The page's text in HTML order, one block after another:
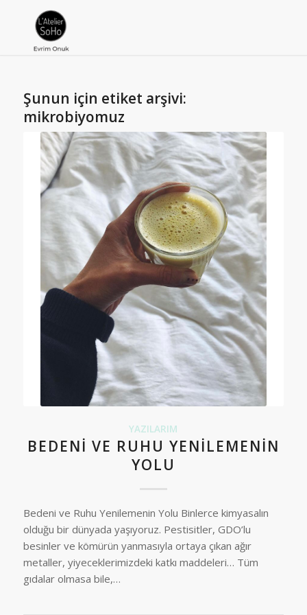
Şunun için etiket arşivi:
mikrobiyomuz
YAZILARIM
BEDENI VE RUHU YENILEMENIN
YOLU
Bedeni ve Ruhu Yenilemenin Yolu Binlerce kimyasalın
olduğu bir dünyada yaşıyoruz. Pestisitler, GDO’lu
besinler ve kömürün yanmasıyla ortaya çıkan ağır
metaller, yiyeceklerimizdeki katkı maddeleri… Tüm
gıdalar olmasa bile,…